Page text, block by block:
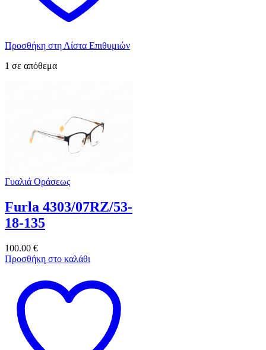
Προσθήκη στη Λίστα Επιθυμιών
1 σε απόθεμα
Γυαλιά Οράσεως
Furla 4303/07RZ/53-
18-135
100.00 €
Προσθήκη στο καλάθι